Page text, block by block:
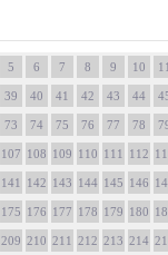
5 6 7 8 9 10
39 40 41 42 43 44
73 74 75 76 77 78
107 108 109 110 111 112
141 142 143 144 145 146
175 176 177 178 179 180
209 210 211 212 213 214